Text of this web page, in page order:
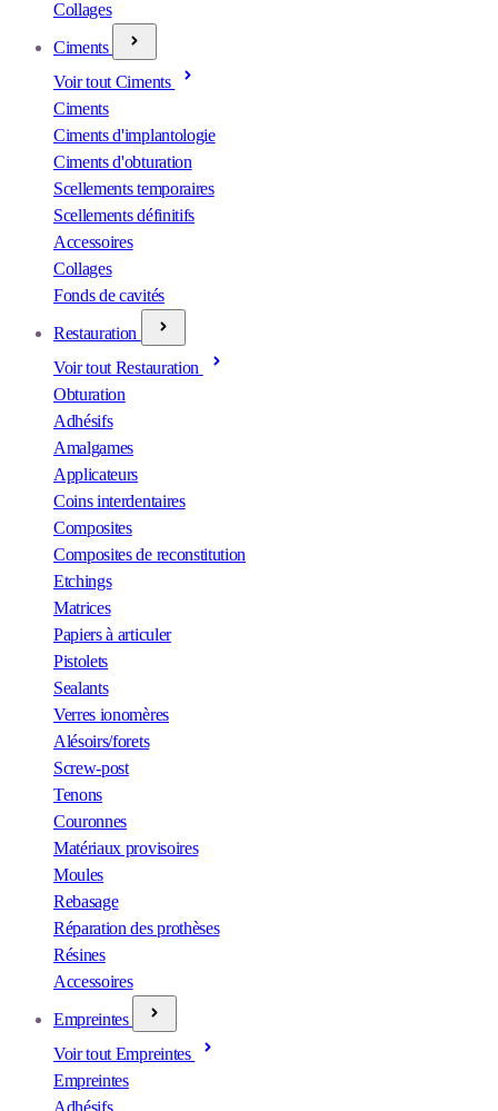
Collages
Ciments
Voir tout Ciments
Ciments
Ciments d'implantologie
Ciments d'obturation
Scellements temporaires
Scellements définitifs
Accessoires
Collages
Fonds de cavités
Restauration
Voir tout Restauration
Obturation
Adhésifs
Amalgames
Applicateurs
Coins interdentaires
Composites
Composites de reconstitution
Etchings
Matrices
Papiers à articuler
Pistolets
Sealants
Verres ionomères
Alésoirs/forets
Screw-post
Tenons
Couronnes
Matériaux provisoires
Moules
Rebasage
Réparation des prothèses
Résines
Accessoires
Empreintes
Voir tout Empreintes
Empreintes
Adhésifs